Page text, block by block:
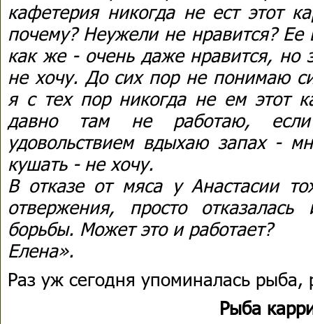
кафетерия никогда не ест этот
почему? Неужели не нравится? Ее
как же - очень даже нравится, но
не хочу. До сих пор не понимаю
я с тех пор никогда не ем этот
давно там не работаю,
удовольствием вдыхаю запах -
кушать - не хочу.
В отказе от мяса у Анастасии
отвержения, просто
борьбы. Может это и работает?
Елена».
Раз уж сегодня упоминалась рыба,
Рыба